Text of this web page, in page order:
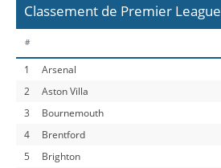
Classement de Premier League
#
1 Arsenal
2
Aston Villa
3
Bournemouth
4
Brentford
5
Brighton